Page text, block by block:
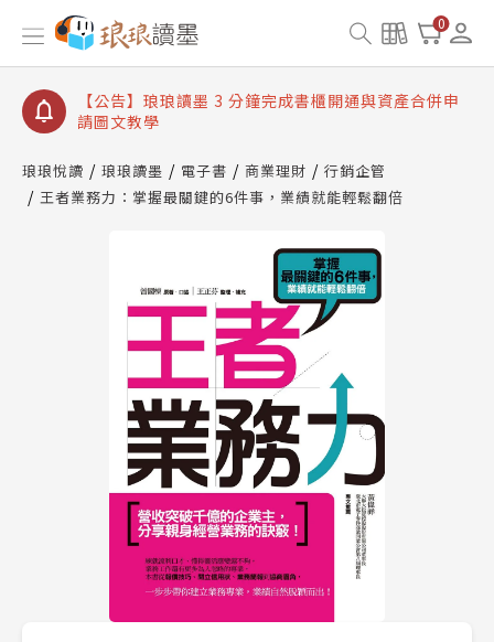
0
【公告】琅琅讀墨數位閱讀資產合併與書櫃開通申請
【公告】琅琅讀墨書櫃開通常見問題
【公告】琅琅讀墨 3 分鐘完成書櫃開通與資產合併申
請圖文教學
查詢
【公告】琅琅讀墨數位閱讀資產合併與書櫃開通申請
琅琅悅讀 琅琅讀墨 電子書 商業理財
行銷企管
王者業務力：掌握最關鍵的6件事，業績就能輕鬆翻倍